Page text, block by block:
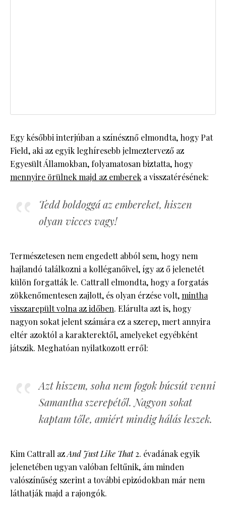
Egy későbbi interjúban a színésznő elmondta, hogy Pat
Field, aki az egyik leghíresebb jelmeztervező az
Egyesült Államokban, folyamatosan biztatta, hogy
mennyire örülnek majd az emberek a visszatérésének:
Tedd boldoggá az embereket, hiszen
olyan vicces vagy!
Természetesen nem engedett abból sem, hogy nem
hajlandó találkozni a kolléganőivel, így az ő jelenetét
külön forgatták le. Cattrall elmondta, hogy a forgatás
zökkenőmentesen zajlott, és olyan érzése volt,mintha
visszarepült volna az időben. Elárulta azt is, hogy
nagyon sokat jelent számára ez a szerep, mert annyira
eltér azoktól a karakterektől, amelyeket egyébként
játszik. Meghatóan nyilatkozott erről:
Azt hiszem, soha nem fogok búcsút venni
Samantha szerepétől. Nagyon sokat
kaptam tőle, amiért mindig hálás leszek.
Kim Cattrall azAnd Just Like That2. évadának egyik
jelenetében ugyan valóban feltűnik, ám minden
valószínűség szerint a további epizódokban már nem
láthatják majd a rajongók.